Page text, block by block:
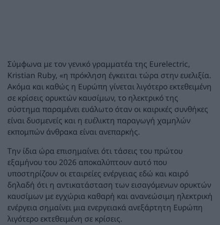
Σύμφωνα με τον γενικό γραμματέα της Eurelectric,
Kristian Ruby, «η πρόκληση έγκειται τώρα στην ευελιξία.
Ακόμα και καθώς η Ευρώπη γίνεται λιγότερο εκτεθειμένη
σε κρίσεις ορυκτών καυσίμων, το ηλεκτρικό της
σύστημα παραμένει ευάλωτο όταν οι καιρικές συνθήκες
είναι δυσμενείς και η ευέλικτη παραγωγή χαμηλών
εκπομπών άνθρακα είναι ανεπαρκής.
Την ίδια ώρα επισημαίνει ότι τάσεις του πρώτου
εξαμήνου του 2026 αποκαλύπτουν αυτό που
υποστηρίζουν οι εταιρείες ενέργειας εδώ και καιρό
δηλαδή ότι η αντικατάσταση των εισαγόμενων ορυκτών
καυσίμων με εγχώρια καθαρή και ανανεώσιμη ηλεκτρική
ενέργεια σημαίνει μια ενεργειακά ανεξάρτητη Ευρώπη
λιγότερο εκτεθειμένη σε κρίσεις.